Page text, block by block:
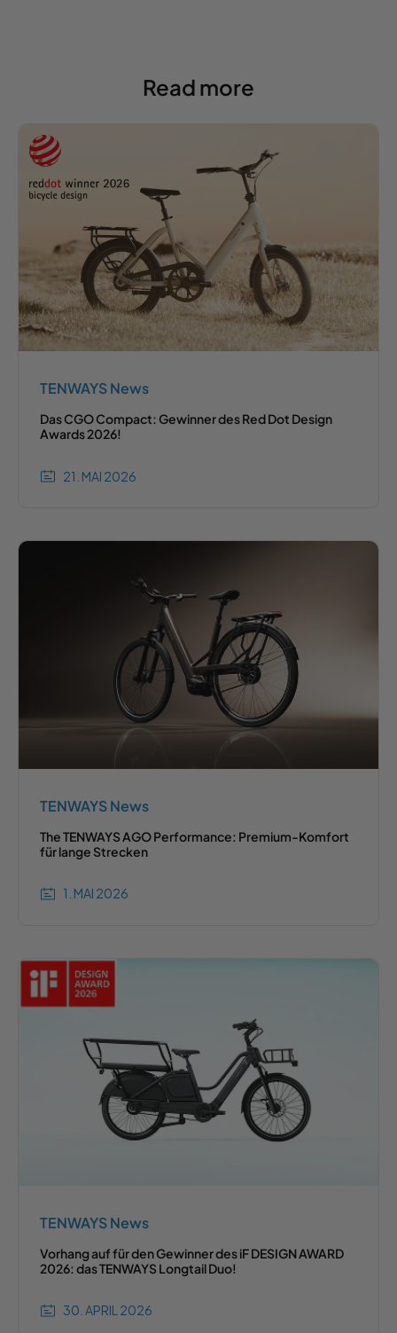
Read more
TENWAYS News
Das CGO Compact: Gewinner des Red Dot Design
Awards 2026!
21. MAI 2026
TENWAYS News
The TENWAYS AGO Performance: Premium-Komfort
für lange Strecken
1. MAI 2026
TENWAYS News
Vorhang auf für den Gewinner des iF DESIGN AWARD
2026: das TENWAYS Longtail Duo!
30. APRIL 2026